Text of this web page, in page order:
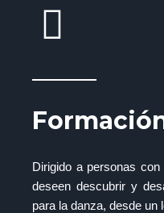
Dirigido a personas
deseen descubrir y
para la danza, desde un